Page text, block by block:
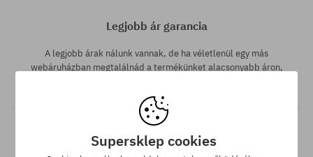
Legjobb ár garancia
A legjobb árak nálunk vannak, de ha véletlenül egy más
webáruházban megtalálnád a termékünket alacsonyabb áron,
Supersklep cookies